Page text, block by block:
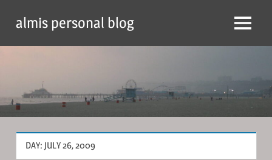
content
almis personal blog Menu
DAY: JULY 26, 2009